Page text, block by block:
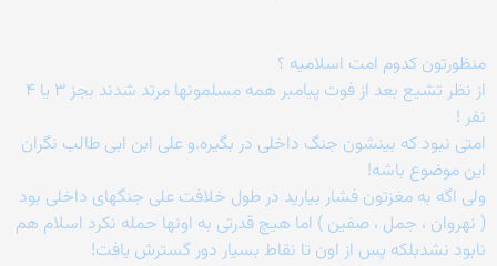
منظورتون کدوم امت اسلامیه ؟
از نظر تشیع بعد از فوت پیامبر همه مسلمونها مرتد شدند بجز ۳ یا ۴
نفر !
امتی نبود که بینشون جنگ داخلی در بگیره.و علی ابن ابی طالب نگران
این موضوع باشه!
ولی اگه به مغزتون فشار بیارید در طول خلافت علی جنگهای داخلی بود
( نهروان ، جمل ، صفین ) اما هیچ قدرتی به اونها حمله نکرد اسلام هم
نابود نشدبلکه پس از اون تا نقاط بسیار دور گسترش یافت!